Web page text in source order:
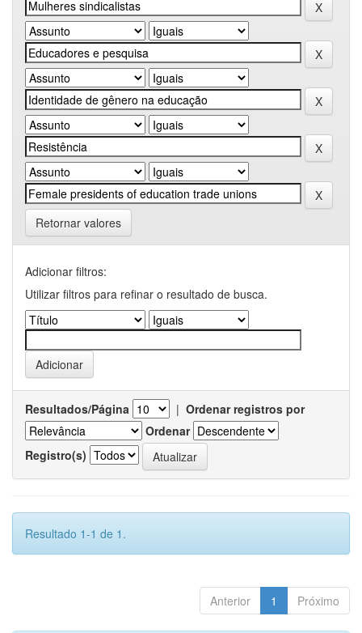
Retornar valores
Adicionar filtros:
Utilizar filtros para refinar o resultado de busca.
Resultados/Página | Ordenar registros por
Ordenar
Registro(s)
Resultado 1-1 de 1.
Anterior 1 Próximo